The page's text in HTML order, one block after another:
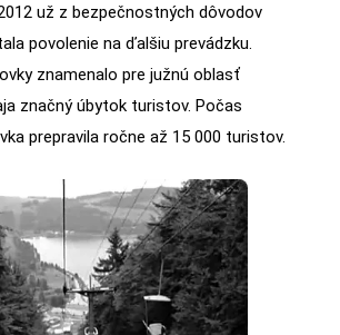
už z bezpečnostných dôvodov
povolenie na ďalšiu prevádzku.
znamenalo pre južnú oblasť
značný úbytok turistov. Počas
prepravila ročne až 15 000 turistov.